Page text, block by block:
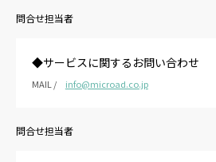
問合せ担当者
◆サービスに関するお問い合わせ
MAIL / info@microad.co.jp
問合せ担当者